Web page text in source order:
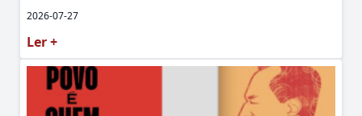
2026-07-27
Ler +